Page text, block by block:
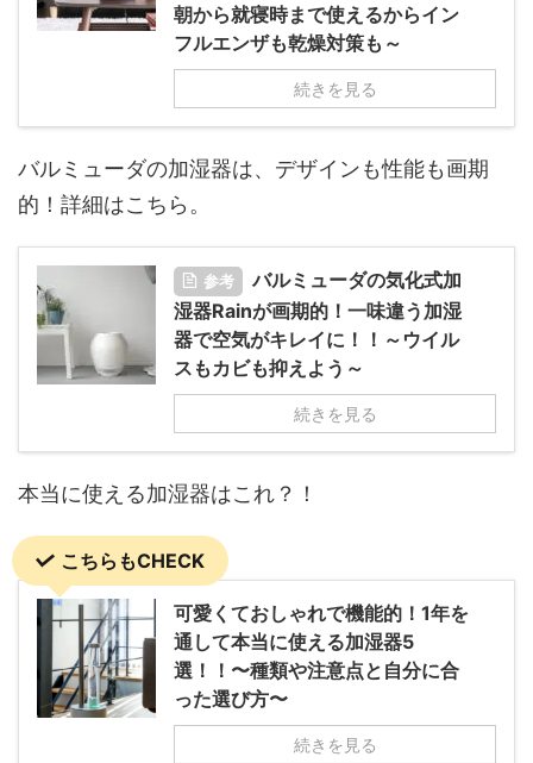
朝から就寝時まで使えるからイン
フルエンザも乾燥対策も～
続きを見る
バルミューダの加湿器は、デザインも性能も画期
的！詳細はこちら。
参考
バルミューダの気化式加
湿器Rainが画期的！一味違う加湿
器で空気がキレイに！！～ウイル
スもカビも抑えよう～
続きを見る
本当に使える加湿器はこれ？！
こちらもCHECK
可愛くておしゃれで機能的！1年を
通して本当に使える加湿器5
選！！〜種類や注意点と自分に合
った選び方〜
続きを見る